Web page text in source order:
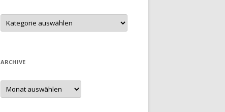
Kategorien
ARCHIVE
Archive